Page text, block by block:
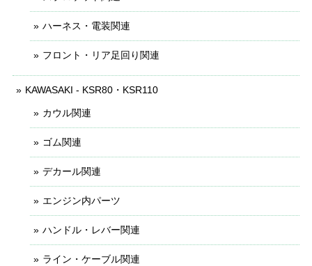
ハーネス・電装関連
フロント・リア足回り関連
KAWASAKI - KSR80・KSR110
カウル関連
ゴム関連
デカール関連
エンジン内パーツ
ハンドル・レバー関連
ライン・ケーブル関連